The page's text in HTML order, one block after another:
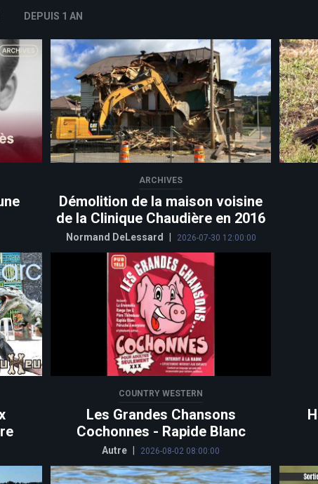
DEPUIS 1 AN
ARCHIVES
Démolition de la maison voisine
de la Clinique Chaudière en 2016
Normand DeLessard 2026-07-30 12:00:00
COUNTRY WESTERN
Les Grandes Chansons
Cochonnes - Rapide Blanc
Autre 2026-08-02 08:00:00